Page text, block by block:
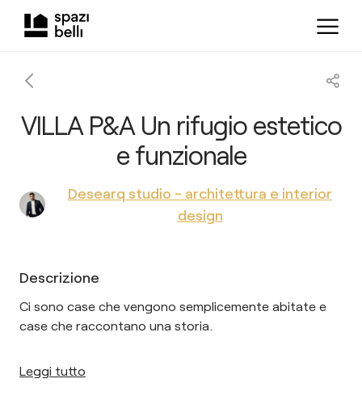
VILLA P&A Un rifugio estetico
e funzionale
Desearq studio - architettura e interior
design
Descrizione
Ci sono case che vengono semplicemente abitate e
case che raccontano una storia.
Leggi tutto